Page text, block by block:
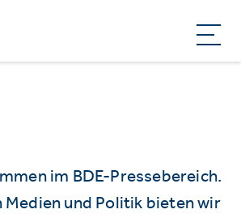
im BDE-Pressebereich.
und Politik bieten wir